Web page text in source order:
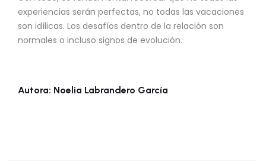
experiencias serán perfectas, no todas las vacaciones
son idílicas. Los desafíos dentro de la relación son
normales o incluso signos de evolución.
Autora: Noelia Labrandero García